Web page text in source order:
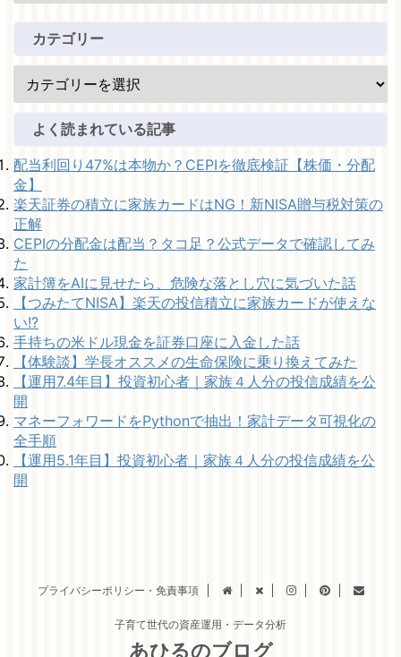
カテゴリー
よく読まれている記事
配当利回り47%は本物か？CEPIを徹底検証【株価・分配
金】
楽天証券の積立に家族カードはNG！新NISA贈与税対策の
正解
CEPIの分配金は配当？タコ足？公式データで確認してみ
た
家計簿をAIに見せたら、危険な落とし穴に気づいた話
【つみたてNISA】楽天の投信積立に家族カードが使えな
い!?
手持ちの米ドル現金を証券口座に入金した話
【体験談】学長オススメの生命保険に乗り換えてみた
【運用7.4年目】投資初心者｜家族４人分の投信成績を公
開
マネーフォワードをPythonで抽出！家計データ可視化の
全手順
【運用5.1年目】投資初心者｜家族４人分の投信成績を公
開
プライバシーポリシー・免責事項
子育て世代の資産運用・データ分析
あひるのブログ